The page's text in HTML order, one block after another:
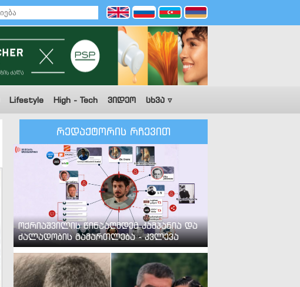
Lifestyle High - Tech ვიდეო სხვა ▿
რედაქტორის რჩევით
ოქრიაშვილის წინააღმდეგ კამპანია და
ძალადობის გამართლება - კვლევა